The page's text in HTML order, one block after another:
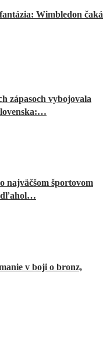
Wimbledon čaká
zápasoch vybojovala
najväčšom športovom
v boji o bronz,